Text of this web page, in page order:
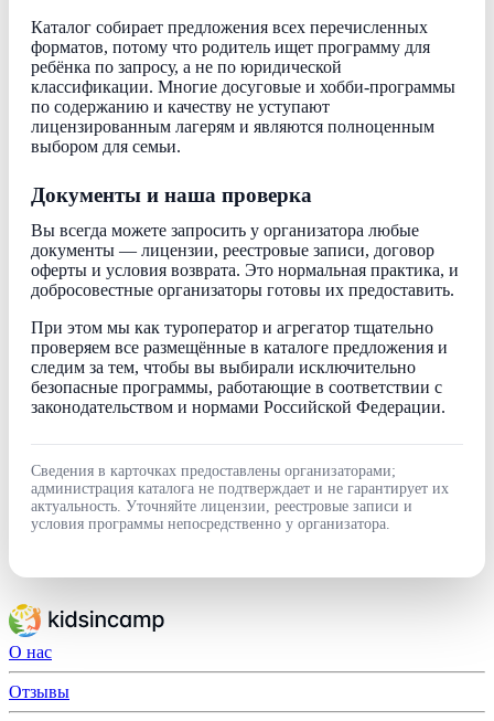
Каталог собирает предложения всех перечисленных
форматов, потому что родитель ищет программу для
ребёнка по запросу, а не по юридической
классификации. Многие досуговые и хобби-программы
по содержанию и качеству не уступают
лицензированным лагерям и являются полноценным
выбором для семьи.
Документы и наша проверка
Вы всегда можете запросить у организатора любые
документы — лицензии, реестровые записи, договор
оферты и условия возврата. Это нормальная практика, и
добросовестные организаторы готовы их предоставить.
При этом мы как туроператор и агрегатор тщательно
проверяем все размещённые в каталоге предложения и
следим за тем, чтобы вы выбирали исключительно
безопасные программы, работающие в соответствии с
законодательством и нормами Российской Федерации.
Сведения в карточках предоставлены организаторами;
администрация каталога не подтверждает и не гарантирует их
актуальность. Уточняйте лицензии, реестровые записи и
условия программы непосредственно у организатора.
О нас
Отзывы